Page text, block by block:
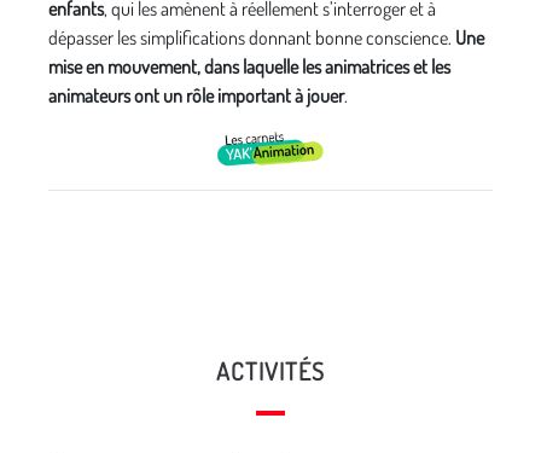
enfants, qui les amènent à réellement s’interroger et à
dépasser les simplifications donnant bonne conscience. Une
mise en mouvement, dans laquelle les animatrices et les
animateurs ont un rôle important à jouer.
ACTIVITÉS